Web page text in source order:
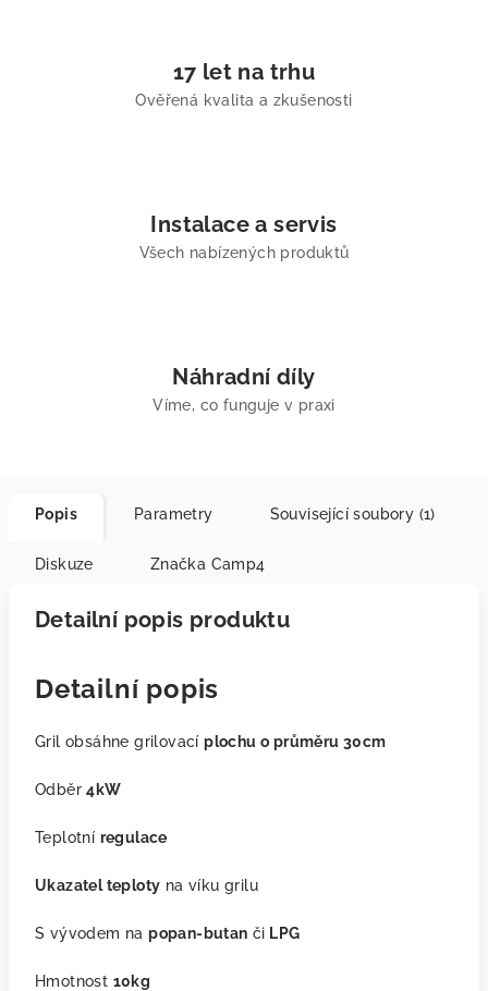
17 let na trhu
Ověřená kvalita a zkušenosti
Instalace a servis
Všech nabízených produktů
Náhradní díly
Víme, co funguje v praxi
Popis Parametry Související soubory (1)
Diskuze Značka Camp4
Detailní popis produktu
Detailní popis
Gril obsáhne grilovacíplochu o průměru 30cm
Odběr4kW
Teplotní regulace
Ukazatel teploty na víku grilu
S vývodem napopan-butan či LPG
Hmotnost 10kg